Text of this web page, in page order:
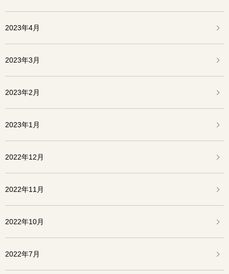
2023年4月
2023年3月
2023年2月
2023年1月
2022年12月
2022年11月
2022年10月
2022年7月